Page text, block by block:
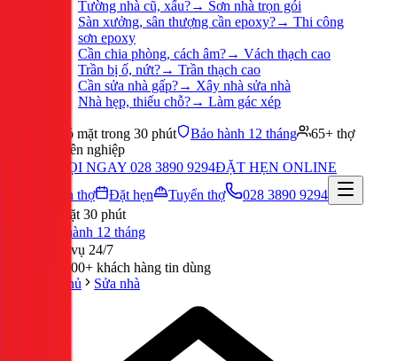
Tường nhà cũ, xấu?→ Sơn nhà trọn gói
Sàn xưởng, sân thượng cần epoxy?→ Thi công
sơn epoxy
Cần chia phòng, cách âm?→ Vách thạch cao
Trần bị ố, nứt?→ Trần thạch cao
Cần sửa nhà gấp?→ Xây nhà sửa nhà
Nhà hẹp, thiếu chỗ?→ Làm gác xép
Có mặt trong 30 phút Bảo hành 12 tháng
65+ thợ
chuyên nghiệp
GỌI NGAY 028 3890 9294ĐẶT HẸN ONLINE
Tuyển thợ
Đặt hẹn Tuyển thợ
028 3890 9294
Có mặt 30 phút
Bảo hành 12 tháng
Phục vụ 24/7
300,000+ khách hàng tin dùng
Trang chủ
Sửa nhà